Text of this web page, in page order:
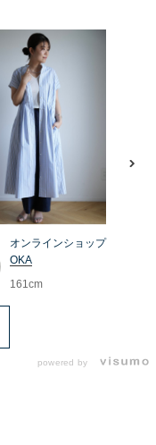
オンラインショップ
OKA
161cm
powered by